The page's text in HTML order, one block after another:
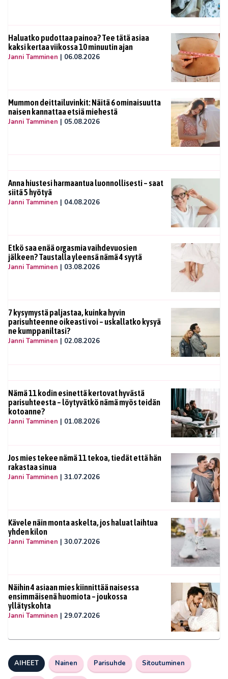
Haluatko pudottaa painoa? Tee tätä asiaa
kaksi kertaa viikossa 10 minuutin ajan
Janni Tamminen | 06.08.2026
Mummon deittailuvinkit: Näitä 6 ominaisuutta
naisen kannattaa etsiä miehestä
Janni Tamminen | 05.08.2026
Anna hiustesi harmaantua luonnollisesti – saat
siitä 5 hyötyä
Janni Tamminen | 04.08.2026
Etkö saa enää orgasmia vaihdevuosien
jälkeen? Taustalla yleensä nämä 4 syytä
Janni Tamminen | 03.08.2026
7 kysymystä paljastaa, kuinka hyvin
parisuhteenne oikeasti voi – uskallatko kysyä
ne kumppaniltasi?
Janni Tamminen | 02.08.2026
Nämä 11 kodin esinettä kertovat hyvästä
parisuhteesta – löytyvätkö nämä myös teidän
kotoanne?
Janni Tamminen | 01.08.2026
Jos mies tekee nämä 11 tekoa, tiedät että hän
rakastaa sinua
Janni Tamminen | 31.07.2026
Kävele näin monta askelta, jos haluat laihtua
yhden kilon
Janni Tamminen | 30.07.2026
Näihin 4 asiaan mies kiinnittää naisessa
ensimmäisenä huomiota – joukossa
yllätyskohta
Janni Tamminen | 29.07.2026
AIHEET Nainen Parisuhde Sitoutuminen